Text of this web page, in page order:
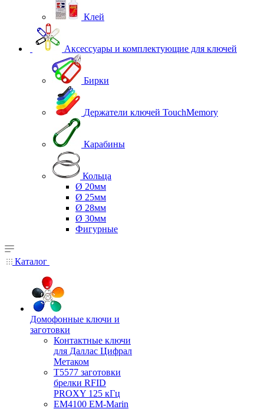
Клей
Аксессуары и комплектующие для ключей
Бирки
Держатели ключей TouchMemory
Карабины
Кольца
Ø 20мм
Ø 25мм
Ø 28мм
Ø 30мм
Фигурные
Каталог
Домофонные ключи и
заготовки
Контактные ключи
для Даллас Цифрал
Метаком
T5577 заготовки
брелки RFID
PROXY 125 кГц
EM4100 EM-Marin